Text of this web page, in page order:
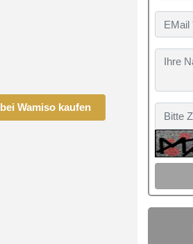
bei Wamiso kaufen